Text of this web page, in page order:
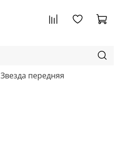
Звезда передняя